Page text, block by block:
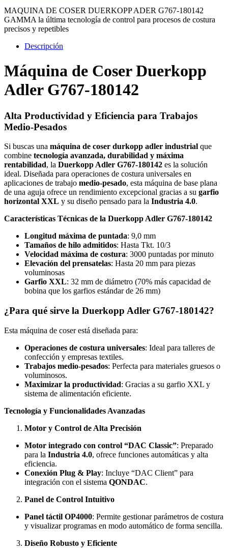
MAQUINA DE COSER DUERKOPP ADER G767-180142
GAMMA la última tecnología de control para procesos de costura
precisos y repetibles
Descripción
Máquina de Coser Duerkopp
Adler G767-180142
Alta Productividad y Eficiencia para Trabajos
Medio-Pesados
Si buscas una máquina de coser durkopp adler industrial que
combine tecnología avanzada, durabilidad y máxima
rentabilidad, la Duerkopp Adler G767-180142 es la solución
ideal. Diseñada para operaciones de costura universales en
aplicaciones de trabajo medio-pesado, esta máquina de base plana
de una aguja ofrece un rendimiento excepcional gracias a su garfio
horizontal XXL y su diseño pensado para la Industria 4.0.
Características Técnicas de la Duerkopp Adler G767-180142
Longitud máxima de puntada: 9,0 mm
Tamaños de hilo admitidos: Hasta Tkt. 10/3
Velocidad máxima de costura: 3000 puntadas por minuto
Elevación del prensatelas: Hasta 20 mm para piezas
voluminosas
Garfio XXL: 32 mm de diámetro (70% más capacidad de
bobina que los garfios estándar de 26 mm)
¿Para qué sirve la Duerkopp Adler G767-180142?
Esta máquina de coser está diseñada para:
Operaciones de costura universales: Ideal para talleres de
confección y empresas textiles.
Trabajos medio-pesados: Perfecta para materiales gruesos o
voluminosos.
Maximizar la productividad: Gracias a su garfio XXL y
sistema de alimentación eficiente.
Tecnología y Funcionalidades Avanzadas
Motor y Control de Alta Precisión
Motor integrado con control “DAC Classic”: Preparado
para la Industria 4.0, ofrece funciones automáticas y alta
eficiencia.
Conexión Plug & Play: Incluye “DAC Client” para
integración con el sistema QONDAC.
Panel de Control Intuitivo
Panel táctil OP4000: Permite gestionar parámetros de costura
y visualizar programas en modo automático de forma sencilla.
Diseño Robusto y Eficiente